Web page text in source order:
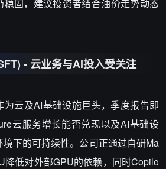
稳固，建议投资者结合油价走势动态
- 云业务与AI投入受关注
为云及AI基础设施巨头，季度报告即
云服务增长能否兑现以及AI基础设
下的可持续性。公司正通过自研Ma
降低对外部GPU的依赖，同时Copilo